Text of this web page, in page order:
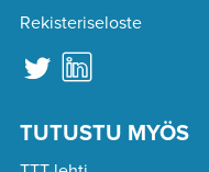
Rekisteriseloste
TUTUSTU MYÖS